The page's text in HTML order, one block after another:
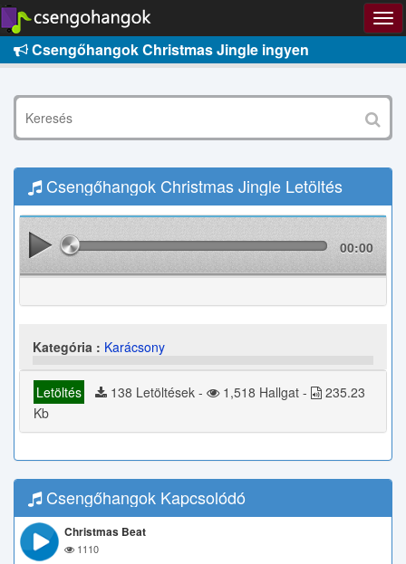
Csengőhangok Christmas Jingle ingyen
Csengőhangok Christmas Jingle Letöltés
00:00
Kategória : Karácsony
Letöltés 138 Letöltések - 1,518 Hallgat -
235.23
Kb
Csengőhangok Kapcsolódó
Christmas Beat
1110